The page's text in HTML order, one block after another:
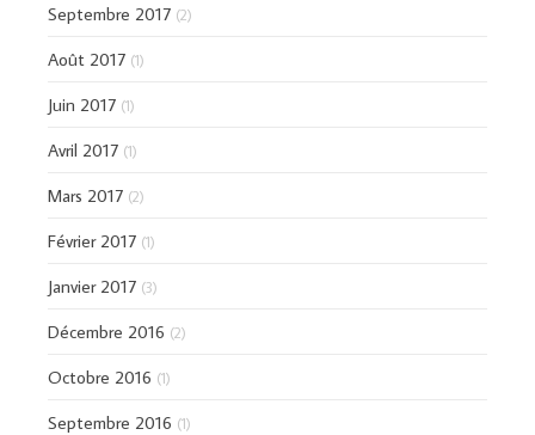
Septembre 2017 (2)
Août 2017 (1)
Juin 2017 (1)
Avril 2017 (1)
Mars 2017 (2)
Février 2017 (1)
Janvier 2017 (3)
Décembre 2016 (2)
Octobre 2016 (1)
Septembre 2016 (1)